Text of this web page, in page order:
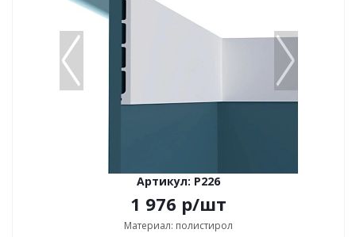
Артикул: P226
1 976 р/шт
Материал: полистирол